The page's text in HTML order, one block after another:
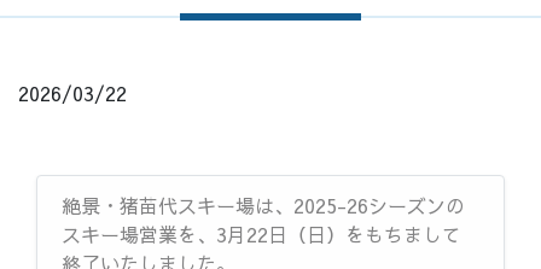
2026/03/22
絶景・猪苗代スキー場は、2025-26シーズンの
スキー場営業を、3月22日（日）をもちまして
終了いたしました。